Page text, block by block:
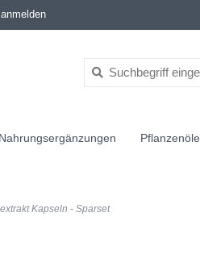
anmelden
Nahrungsergänzungen Pflanzenöle
Kapseln - Sparset